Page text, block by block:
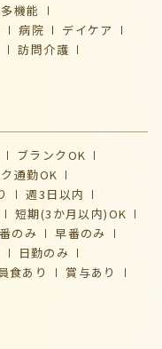
機能
病院
デイケア
訪問介護
ブランクOK
通勤OK
週3日以内
短期(3か月以内)OK
のみ
早番のみ
日勤のみ
食あり
賞与あり